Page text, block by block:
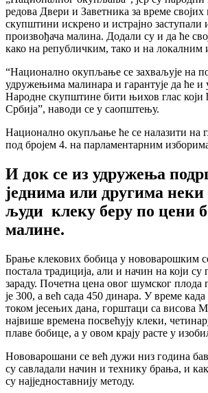
редова Двери и Заветника за време
скупштини искрено и истрајно заступали
произвођача малина. Додали су и да ће
како на републичким, тако и на локалним
“Национално окупљање се захваљује на
удружењима малинара и гарантује да ће и
Народне скупштине бити њихов глас који
Србија”, наводи се у саопштењу.
Национално окупљање ће се налазити на
под бројем 4. на парламентарним
И док се из удружења
једнима или другима
људи клеку беру по цени
малине.
Брање клекових бобица у нововарошким
постала традиција, али и начин на који
зараду. Почетна цена овог шумског плода
је 300, а већ сада 450 динара. У време када
током јесењих дана, горштаци са висова
највише времена посвећују клеки,
плаве бобице, а у овом крају расте у
Нововарошани се већ дужи низ година
су савладали начин и технику брања, и
су најједноставнију методу.